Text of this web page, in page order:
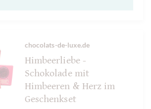
chocolats-de-luxe.de
Himbeerliebe -
Schokolade mit
Himbeeren & Herz im
Geschenkset